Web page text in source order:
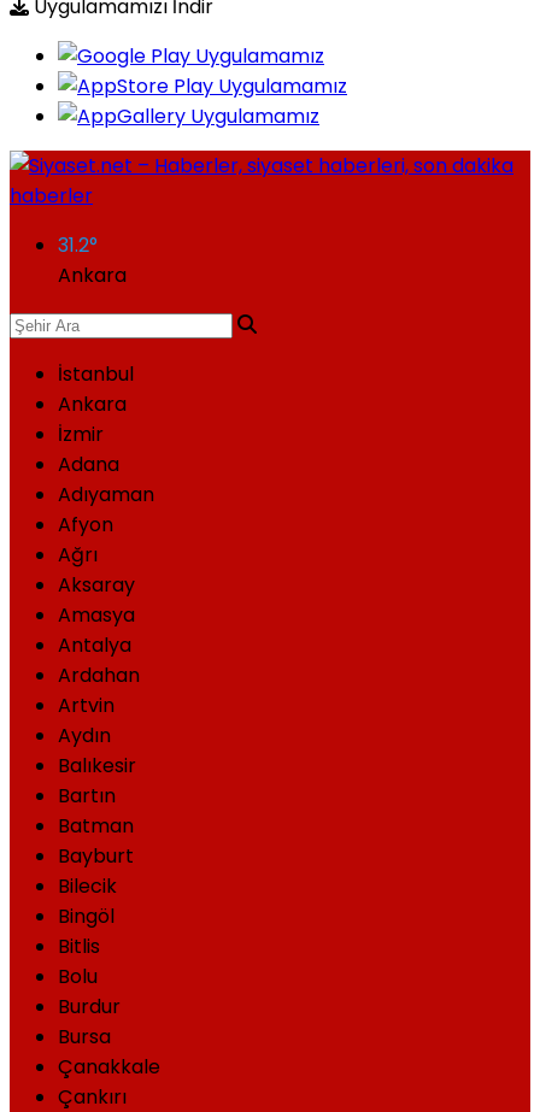
Uygulamamızı İndir
31.2°
Ankara
İstanbul
Ankara
İzmir
Adana
Adıyaman
Afyon
Ağrı
Aksaray
Amasya
Antalya
Ardahan
Artvin
Aydın
Balıkesir
Bartın
Batman
Bayburt
Bilecik
Bingöl
Bitlis
Bolu
Burdur
Bursa
Çanakkale
Çankırı